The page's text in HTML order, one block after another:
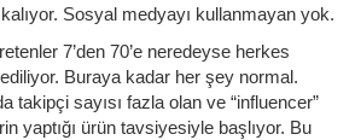
Sosyal medyayı kullanmayan yok.
7’den 70’e neredeyse herkes
Buraya kadar her şey normal.
takipçi sayısı fazla olan ve “influencer”
yaptığı ürün tavsiyesiyle başlıyor. Bu